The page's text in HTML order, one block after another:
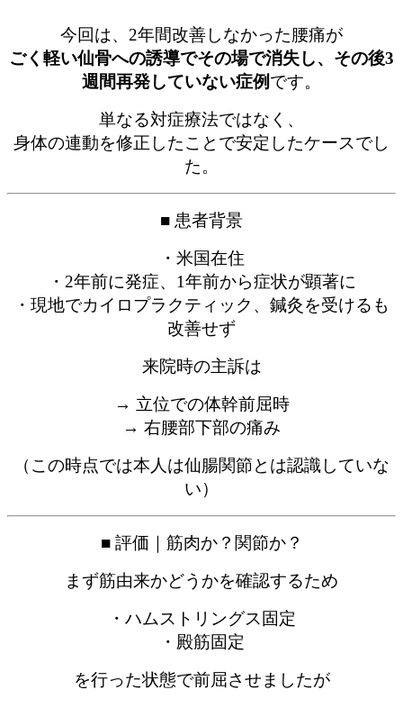
今回は、2年間改善しなかった腰痛が
ごく軽い仙骨への誘導でその場で消失し、その後3
週間再発していない症例です。
単なる対症療法ではなく、
身体の連動を修正したことで安定したケースでし
た。
■ 患者背景
・米国在住
・2年前に発症、1年前から症状が顕著に
・現地でカイロプラクティック、鍼灸を受けるも
改善せず
来院時の主訴は
→ 立位での体幹前屈時
→ 右腰部下部の痛み
（この時点では本人は仙腸関節とは認識していな
い）
■ 評価｜筋肉か？関節か？
まず筋由来かどうかを確認するため
・ハムストリングス固定
・殿筋固定
を行った状態で前屈させましたが